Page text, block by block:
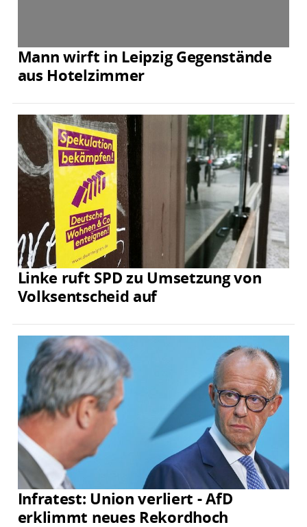
Mann wirft in Leipzig Gegenstände
aus Hotelzimmer
Linke ruft SPD zu Umsetzung von
Volksentscheid auf
Infratest: Union verliert - AfD
erklimmt neues Rekordhoch